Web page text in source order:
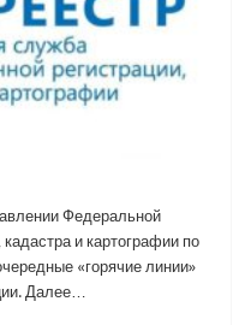
Федеральной
и картографии по
«горячие линии»
Далее…